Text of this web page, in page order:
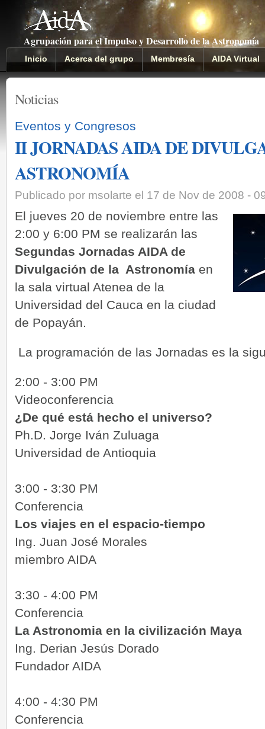
Agrupación para el Impulso y Desarrollo de la Astronomía
Inicio Acerca del grupo Membresía AIDA Virtual
Noticias
Eventos y Congresos
II JORNADAS AIDA DE
ASTRONOMÍA
Publicado por msolarte el 17 de Nov de 2008 -
El jueves 20 de noviembre entre las
2:00 y 6:00 PM se realizarán las
Segundas Jornadas AIDA de
Divulgación de la Astronomía en
la sala virtual Atenea de la
Universidad del Cauca en la ciudad
de Popayán.
La programación de las Jornadas es la
2:00 - 3:00 PM
Videoconferencia
¿De qué está hecho el universo?
Ph.D. Jorge Iván Zuluaga
Universidad de Antioquia
3:00 - 3:30 PM
Conferencia
Los viajes en el espacio-tiempo
Ing. Juan José Morales
miembro AIDA
3:30 - 4:00 PM
Conferencia
La Astronomia en la civilización Maya
Ing. Derian Jesús Dorado
Fundador AIDA
4:00 - 4:30 PM
Conferencia